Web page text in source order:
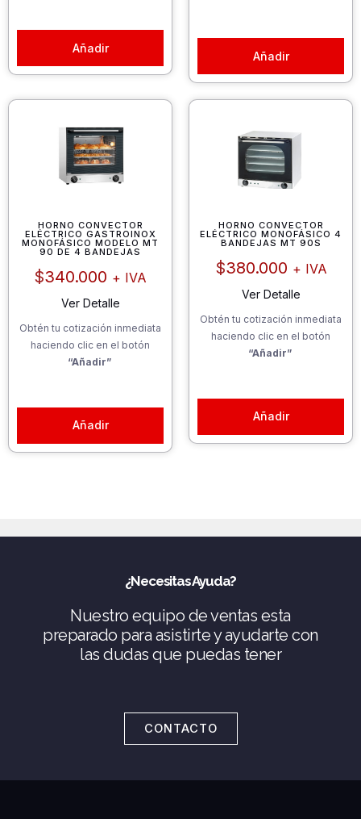
Añadir
Añadir
HORNO CONVECTOR
ELÉCTRICO GASTROINOX
MONOFÁSICO MODELO MT
90 DE 4 BANDEJAS
$340.000 + IVA
Ver Detalle
Obtén tu cotización inmediata
haciendo clic en el botón
“Añadir”
Añadir
HORNO CONVECTOR
ELÉCTRICO MONOFÁSICO 4
BANDEJAS MT 90S
$380.000 + IVA
Ver Detalle
Obtén tu cotización inmediata
haciendo clic en el botón
“Añadir”
Añadir
¿Necesitas Ayuda?
Nuestro equipo de ventas esta
preparado para asistirte y ayudarte con
las dudas que puedas tener
CONTACTO